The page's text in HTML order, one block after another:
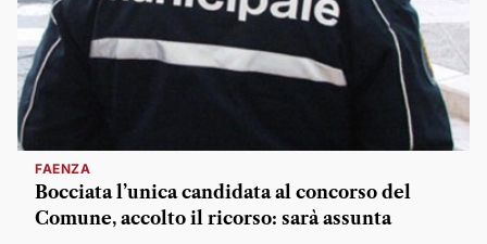
FAENZA
Bocciata l’unica candidata al concorso del
Comune, accolto il ricorso: sarà assunta